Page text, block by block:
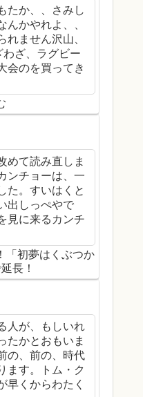
たか、、さみし
んかやれよ、、
れません沢山、
ざ、ラグビー
会のを買ってき
めて読み直しま
ンチョーは、一
た。すいはくと
出しっぺやで
見に来るカンチ
「初夢はくぶつか
長！
人が、もしいれ
たかとおもいま
の、前の、時代
ます。トム・ク
早くからわたく